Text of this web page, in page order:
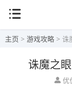
主页 > 游戏攻略 > 诛
诛魔之
优